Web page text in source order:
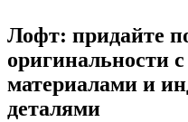
Лофт: придайте
оригинальности
материалами и
деталями